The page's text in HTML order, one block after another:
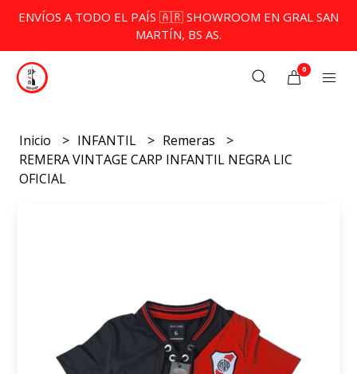
ENVÍOS A TODO EL PAÍS 🇦🇷 SHOWROOM EN GRAL SAN
MARTÍN, BS AS.
0
Inicio INFANTIL
Remeras
REMERA VINTAGE CARP INFANTIL NEGRA LIC
OFICIAL